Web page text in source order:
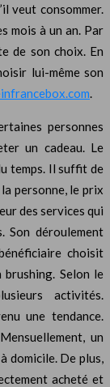
veut consommer.
mois à un an. Par
de son choix. En
lui-même son
personnes
un cadeau. Le
temps. Il suffit de
personne, le prix
des services qui
Son déroulement
choisit
brushing. Selon le
activités.
une tendance.
un
De plus,
acheté et